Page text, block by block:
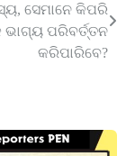
ସେମାନେ କିପରି
ପରିବର୍ତ୍ତନ
କରିପାରିବେ?